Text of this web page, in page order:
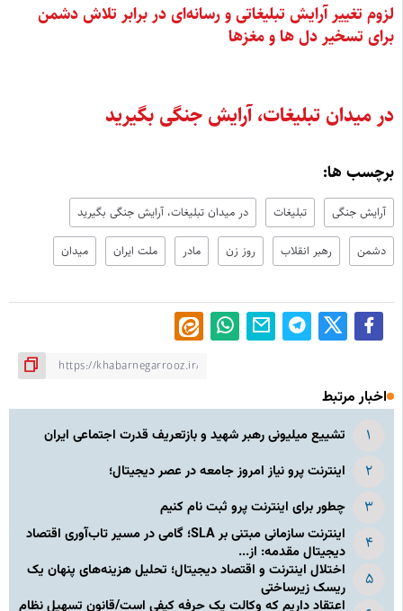
لزوم تغییر آرایش تبلیغاتی و رسانه‌ای در برابر تلاش دشمن
برای تسخیر دل ها و مغزها
در میدان تبلیغات، آرایش جنگی بگیرید
برچسب ها:
آرایش جنگی تبلیغات در میدان تبلیغات، آرایش جنگی بگیرید
دشمن رهبر انقلاب روز زن مادر ملت ایران میدان
اخبار مرتبط
تشییع میلیونی رهبر شهید و بازتعریف قدرت اجتماعی ایران
اینترنت پرو نیاز امروز جامعه در عصر دیجیتال؛
چطور برای اینترنت پرو ثبت نام کنیم
اینترنت سازمانی مبتنی بر SLA؛ گامی در مسیر تاب‌آوری اقتصاد
دیجیتال مقدمه: از...
اختلال اینترنت و اقتصاد دیجیتال؛ تحلیل هزینه‌های پنهان یک
ریسک زیرساختی
اعتقاد داریم که وکالت یک حرفه کیفی است/قانون تسهیل نظام